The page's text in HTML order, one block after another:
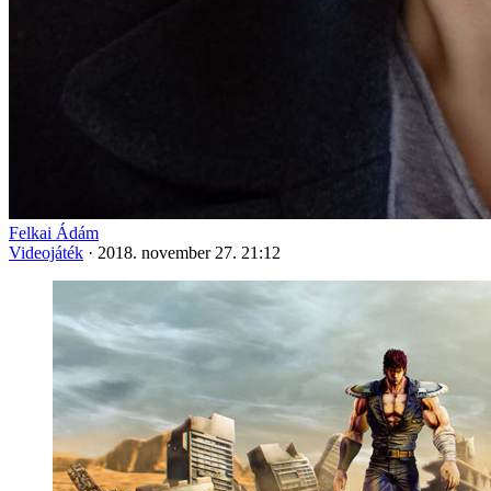
Felkai Ádám
Videojáték · 2018. november 27. 21:12